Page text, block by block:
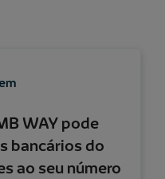
WAY pode
bancários do
ao seu número